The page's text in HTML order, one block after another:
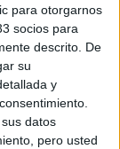
para otorgarnos
socios para
descrito. De
su
y
datos
pero usted